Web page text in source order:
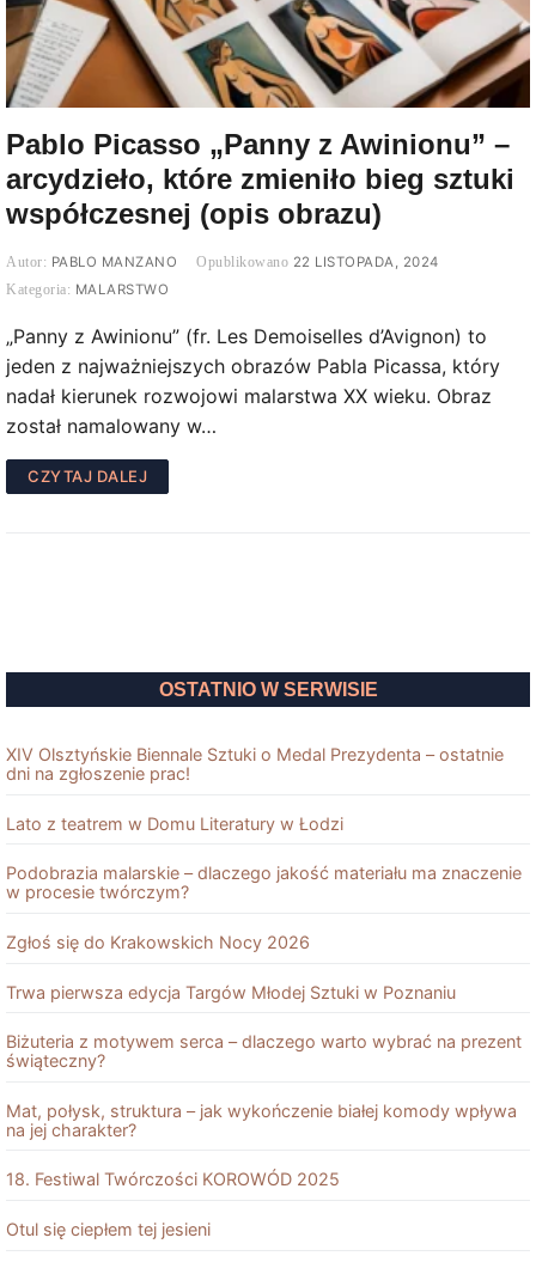
Pablo Picasso „Panny z Awinionu” –
arcydzieło, które zmieniło bieg sztuki
współczesnej (opis obrazu)
PABLO MANZANO
22 LISTOPADA, 2024
MALARSTWO
„Panny z Awinionu” (fr. Les Demoiselles d’Avignon) to
jeden z najważniejszych obrazów Pabla Picassa, który
nadał kierunek rozwojowi malarstwa XX wieku. Obraz
został namalowany w…
CZYTAJ DALEJ
OSTATNIO W SERWISIE
XIV Olsztyńskie Biennale Sztuki o Medal Prezydenta – ostatnie
dni na zgłoszenie prac!
Lato z teatrem w Domu Literatury w Łodzi
Podobrazia malarskie – dlaczego jakość materiału ma znaczenie
w procesie twórczym?
Zgłoś się do Krakowskich Nocy 2026
Trwa pierwsza edycja Targów Młodej Sztuki w Poznaniu
Biżuteria z motywem serca – dlaczego warto wybrać na prezent
świąteczny?
Mat, połysk, struktura – jak wykończenie białej komody wpływa
na jej charakter?
18. Festiwal Twórczości KOROWÓD 2025
Otul się ciepłem tej jesieni